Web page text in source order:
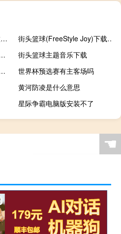
NBA及《街头篮球》5个位置的详细介绍
街头篮球(FreeStyle Joy)下载(电脑、安卓和IOS所有版本)
音乐在线试听及下载
街头篮球主题音乐下载
主会场的形状是什么
世界杯预选赛有主客场吗
黄河防凌是什么意思
星际争霸电脑版安装不了
候召开
奥运会跳远可以跳几次
2021东京奥运会福娃是什么☚